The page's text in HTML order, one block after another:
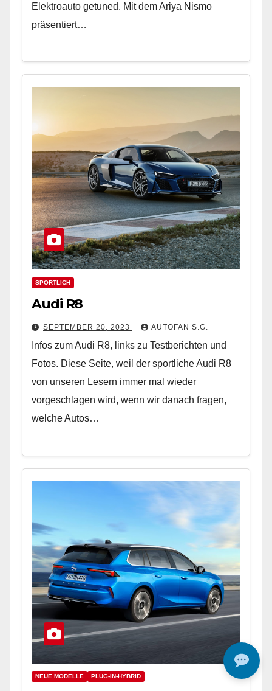
Elektroauto getuned. Mit dem Ariya Nismo
präsentiert…
SPORTLICH
Audi R8
SEPTEMBER 20, 2023 AUTOFAN S.G.
Infos zum Audi R8, links zu Testberichten und
Fotos. Diese Seite, weil der sportliche Audi R8
von unseren Lesern immer mal wieder
vorgeschlagen wird, wenn wir danach fragen,
welche Autos…
NEUE MODELLE PLUG-IN-HYBRID